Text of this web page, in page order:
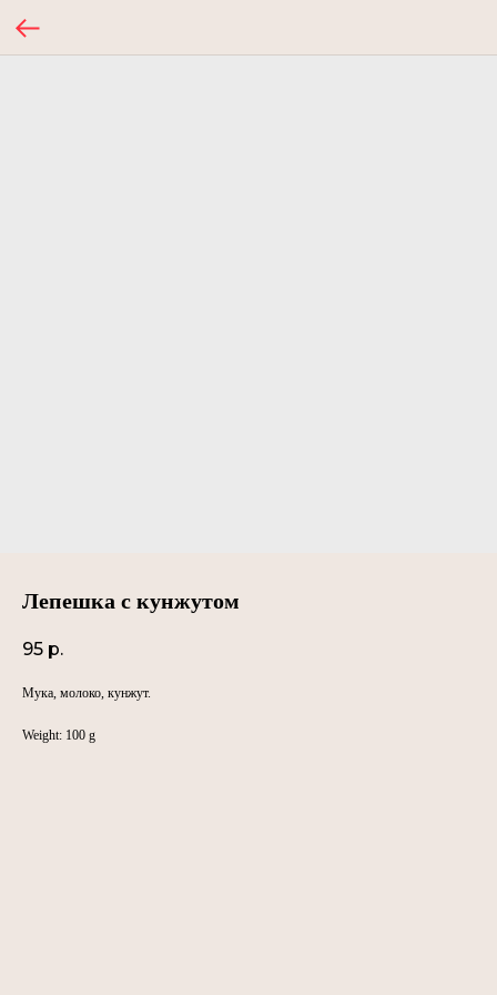
Лепешка с кунжутом
95 р.
Мука, молоко, кунжут.
Weight: 100 g